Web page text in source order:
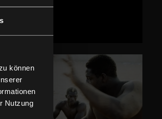
können
Nutzung